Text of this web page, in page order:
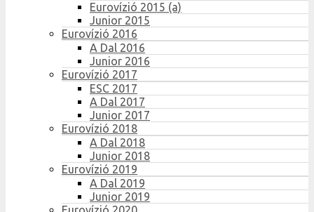
Eurovízió 2015 (a)
Junior 2015
Eurovízió 2016
A Dal 2016
Junior 2016
Eurovízió 2017
ESC 2017
A Dal 2017
Junior 2017
Eurovízió 2018
A Dal 2018
Junior 2018
Eurovízió 2019
A Dal 2019
Junior 2019